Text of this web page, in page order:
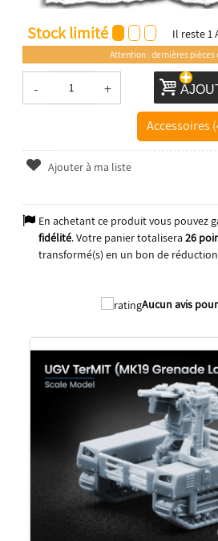
Stock limité Il reste1
Attention : dernières pièces
- +
Accessoires
Ajouter à ma liste
En achetant ce produit vous pouvez
fidélité. Votre panier totalisera 26
transformé(s) en un bon de
Aucun avis
2026